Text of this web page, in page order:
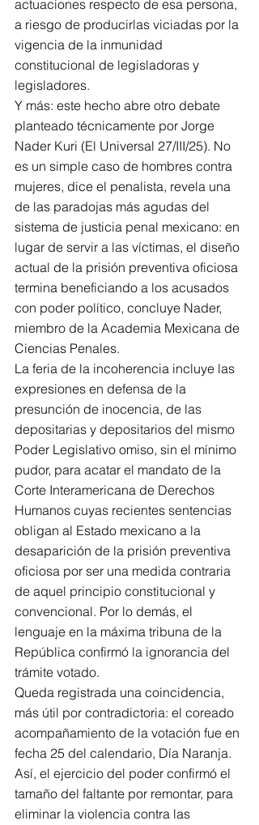
actuaciones respecto de esa persona,
a riesgo de producirlas viciadas por la
vigencia de la inmunidad
constitucional de legisladoras y
legisladores.
Y más: este hecho abre otro debate
planteado técnicamente por Jorge
Nader Kuri (El Universal 27/III/25). No
es un simple caso de hombres contra
mujeres, dice el penalista, revela una
de las paradojas más agudas del
sistema de justicia penal mexicano: en
lugar de servir a las víctimas, el diseño
actual de la prisión preventiva oficiosa
termina beneficiando a los acusados
con poder político, concluye Nader,
miembro de la Academia Mexicana de
Ciencias Penales.
La feria de la incoherencia incluye las
expresiones en defensa de la
presunción de inocencia, de las
depositarias y depositarios del mismo
Poder Legislativo omiso, sin el mínimo
pudor, para acatar el mandato de la
Corte Interamericana de Derechos
Humanos cuyas recientes sentencias
obligan al Estado mexicano a la
desaparición de la prisión preventiva
oficiosa por ser una medida contraria
de aquel principio constitucional y
convencional. Por lo demás, el
lenguaje en la máxima tribuna de la
República confirmó la ignorancia del
trámite votado.
Queda registrada una coincidencia,
más útil por contradictoria: el coreado
acompañamiento de la votación fue en
fecha 25 del calendario, Día Naranja.
Así, el ejercicio del poder confirmó el
tamaño del faltante por remontar, para
eliminar la violencia contra las